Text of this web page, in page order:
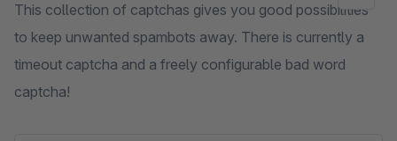
This collection of captchas gives you good possibilities
to keep unwanted spambots away. There is currently a
timeout captcha and a freely configurable bad word
captcha!